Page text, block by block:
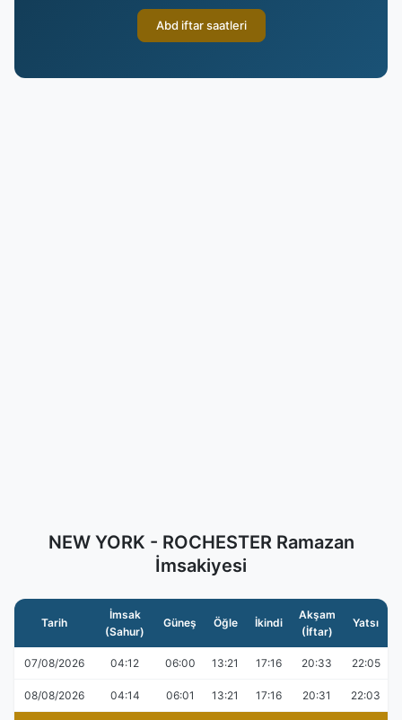
Abd iftar saatleri
NEW YORK - ROCHESTER Ramazan
İmsakiyesi
Tarih
İmsak
(Sahur)
Güneş Öğle İkindi
Akşam
(İftar)
Yatsı
07/08/2026 04:12 06:00 13:21 17:16 20:33 22:05
08/08/2026 04:14 06:01 13:21 17:16 20:31 22:03